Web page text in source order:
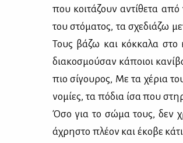
που κοι­τά­ζουν αντί­θε­τα
του στό­μα­τος, τα σχε­διά­ζω
Τους βά­ζω και κόκ­κα­λα στο
δια­κο­σμού­σαν κά­ποιοι
πιο σί­γου­ρος, Με τα χέ­ρια
νο­μί­ες, τα πό­δια ίσα που
Όσο για το σώ­μα τους, δεν
άχρη­στο πλέ­ον και έκο­βε